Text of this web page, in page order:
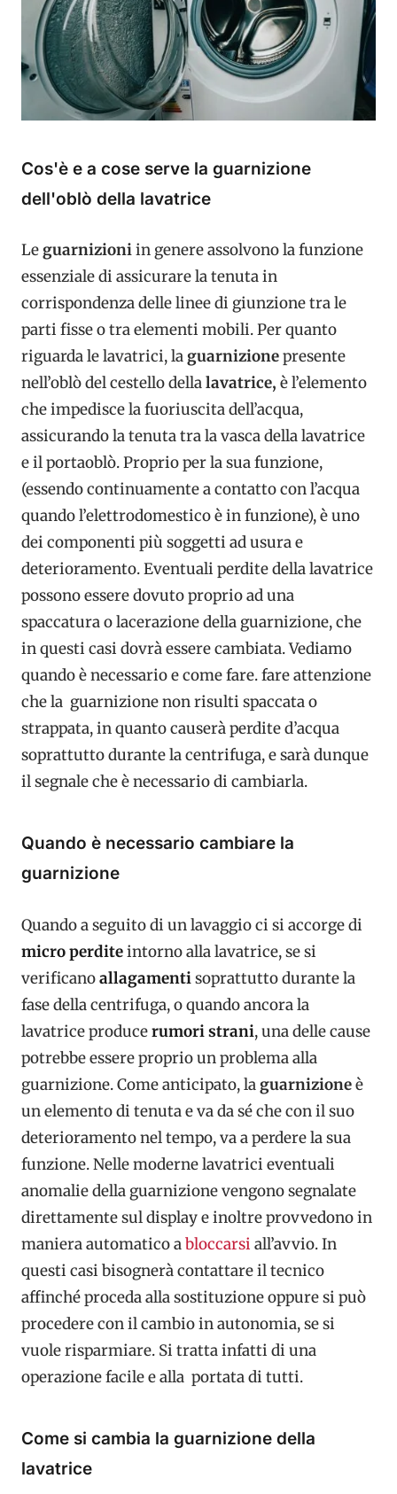
Cos'è e a cose serve la guarnizione
dell'oblò della lavatrice
Leguarnizioniin genere assolvono la funzione
essenziale di assicurare la tenuta in
corrispondenza delle linee di giunzione tra le
parti fisse o tra elementi mobili. Per quanto
riguarda le lavatrici, laguarnizionepresente
nell’oblò del cestello dellalavatrice, è l’elemento
che impedisce la fuoriuscita dell’acqua,
assicurando la tenuta tra la vasca della lavatrice
e il portaoblò. Proprio per la sua funzione,
(essendo continuamente a contatto con l’acqua
quando l’elettrodomestico è in funzione), è uno
dei componenti più soggetti ad usura e
deterioramento. Eventuali perdite della lavatrice
possono essere dovuto proprio ad una
spaccatura o lacerazione della guarnizione, che
in questi casi dovrà essere cambiata. Vediamo
quando è necessario e come fare. fare attenzione
che la guarnizione non risulti spaccata o
strappata, in quanto causerà perdite d’acqua
soprattutto durante la centrifuga, e sarà dunque
il segnale che è necessario di cambiarla.
Quando è necessario cambiare la
guarnizione
Quando a seguito di un lavaggio ci si accorge di
micro perditeintorno alla lavatrice, se si
verificanoallagamentisoprattutto durante la
fase della centrifuga, o quando ancora la
lavatrice producerumori strani, una delle cause
potrebbe essere proprio un problema alla
guarnizione. Come anticipato, laguarnizioneè
un elemento di tenuta e va da sé che con il suo
deterioramento nel tempo, va a perdere la sua
funzione. Nelle moderne lavatrici eventuali
anomalie della guarnizione vengono segnalate
direttamente sul display e inoltre provvedono in
maniera automatico abloccarsi all’avvio. In
questi casi bisognerà contattare il tecnico
affinché proceda alla sostituzione oppure si può
procedere con il cambio in autonomia, se si
vuole risparmiare. Si tratta infatti di una
operazione facile e alla portata di tutti.
Come si cambia la guarnizione della
lavatrice